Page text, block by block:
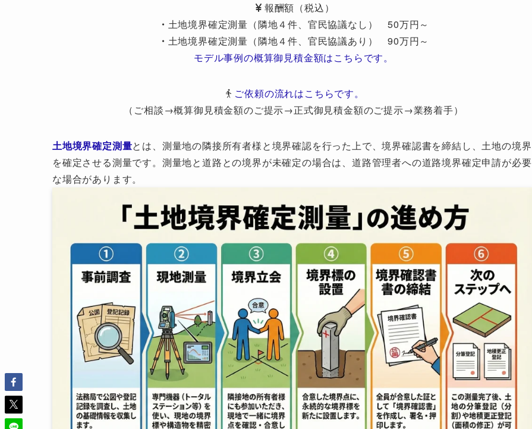
報酬額（税込）
・ 土地境界確定測量（隣地４件、官民協議なし） 50万円～
・ 土地境界確定測量（隣地４件、官民協議あり） 90万円～
モデル事例の概算御見積金額はこちらです。
ご依頼の流れはこちらです。
（ご相談→概算御見積金額のご提示→正式御見積金額のご提示→業務着手）
土地境界確定測量とは、測量地の隣接所有者様と境界確認を行った上で、境界確認書を締結し、土地の境界
を確定させる測量です。測量地と道路との境界が未確定の場合は、道路管理者への道路境界確定申請が必要
な場合があります。